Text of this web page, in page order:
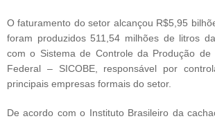
O faturamento do setor alcançou R$5,95
foram produzidos 511,54 milhões de litros
com o Sistema de Controle da Produção de
Federal – SICOBE, responsável por
principais empresas formais do setor.
De acordo com o Instituto Brasileiro da